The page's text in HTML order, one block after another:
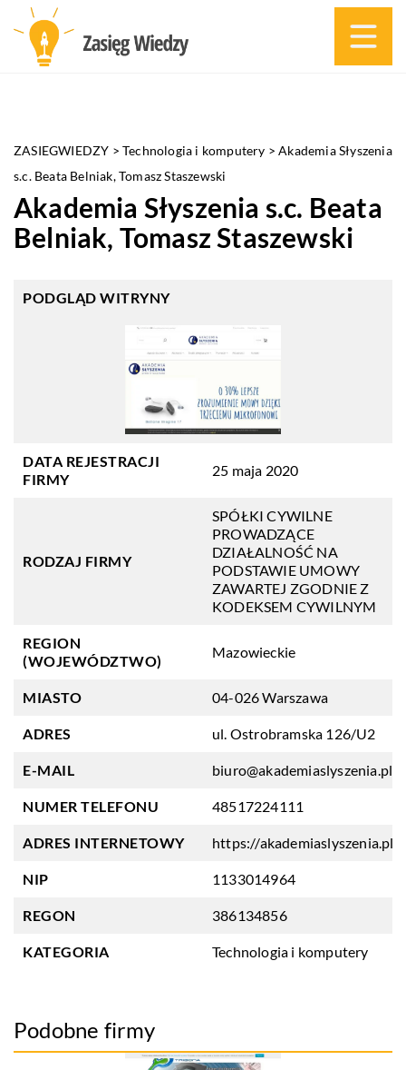
ZASIEGWIEDZY >Technologia i komputery >Akademia Słyszenia
s.c. Beata Belniak, Tomasz Staszewski
Akademia Słyszenia s.c. Beata
Belniak, Tomasz Staszewski
PODGLĄD WITRYNY
DATA REJESTRACJI
FIRMY
25 maja 2020
RODZAJ FIRMY
SPÓŁKI CYWILNE
PROWADZĄCE
DZIAŁALNOŚĆ NA
PODSTAWIE UMOWY
ZAWARTEJ ZGODNIE Z
KODEKSEM CYWILNYM
REGION
(WOJEWÓDZTWO)
Mazowieckie
MIASTO 04-026 Warszawa
ADRES ul. Ostrobramska 126/U2
E-MAIL biuro@akademiaslyszenia.pl
NUMER TELEFONU 48517224111
ADRES INTERNETOWY https://akademiaslyszenia.pl
NIP 1133014964
REGON 386134856
KATEGORIA Technologia i komputery
Podobne firmy